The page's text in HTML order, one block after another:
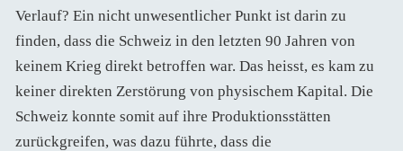
Verlauf? Ein nicht unwesentlicher Punkt ist darin zu
finden, dass die Schweiz in den letzten 90 Jahren von
keinem Krieg direkt betroffen war. Das heisst, es kam zu
keiner direkten Zerstörung von physischem Kapital. Die
Schweiz konnte somit auf ihre Produktionsstätten
zurückgreifen, was dazu führte, dass die